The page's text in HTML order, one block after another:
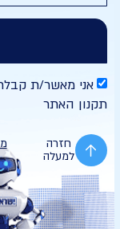
מאשר/ת קבלת חומר
האתר
חזרה
למעלה
מפת
כל